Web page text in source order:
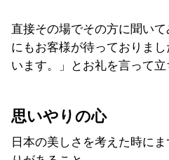
直接その場でその方に聞い
にもお客様が待っておりま
います。」とお礼を言って立
思いやりの心
日本の美しさを考えた時に